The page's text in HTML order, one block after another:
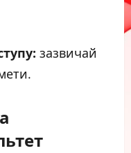
зазвичай